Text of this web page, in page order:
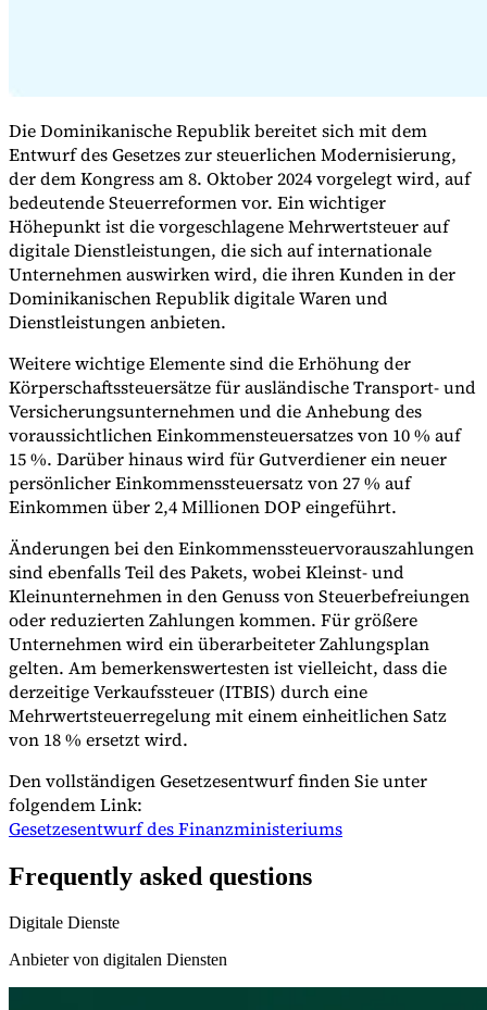
Werkzeuge
VAT-RechnerGST-RechnerVerkaufssteuer-RechnerVAT-
NummernprüferTracker für E-Rechnungs-Mandate
Experts
Unsere AutorenBeitragender werden
Die Dominikanische Republik bereitet sich mit dem
Entwurf des Gesetzes zur steuerlichen Modernisierung,
der dem Kongress am 8. Oktober 2024 vorgelegt wird, auf
bedeutende Steuerreformen vor. Ein wichtiger
Höhepunkt ist die vorgeschlagene Mehrwertsteuer auf
digitale Dienstleistungen, die sich auf internationale
Unternehmen auswirken wird, die ihren Kunden in der
Dominikanischen Republik digitale Waren und
Dienstleistungen anbieten.
Weitere wichtige Elemente sind die Erhöhung der
Körperschaftssteuersätze für ausländische Transport- und
Versicherungsunternehmen und die Anhebung des
voraussichtlichen Einkommensteuersatzes von 10 % auf
15 %. Darüber hinaus wird für Gutverdiener ein neuer
persönlicher Einkommenssteuersatz von 27 % auf
Einkommen über 2,4 Millionen DOP eingeführt.
Änderungen bei den Einkommenssteuervorauszahlungen
sind ebenfalls Teil des Pakets, wobei Kleinst- und
Kleinunternehmen in den Genuss von Steuerbefreiungen
oder reduzierten Zahlungen kommen. Für größere
Unternehmen wird ein überarbeiteter Zahlungsplan
gelten. Am bemerkenswertesten ist vielleicht, dass die
derzeitige Verkaufssteuer (ITBIS) durch eine
Mehrwertsteuerregelung mit einem einheitlichen Satz
von 18 % ersetzt wird.
Den vollständigen Gesetzesentwurf finden Sie unter
folgendem Link:
Gesetzesentwurf des Finanzministeriums
Frequently asked questions
Digitale Dienste
Anbieter von digitalen Diensten